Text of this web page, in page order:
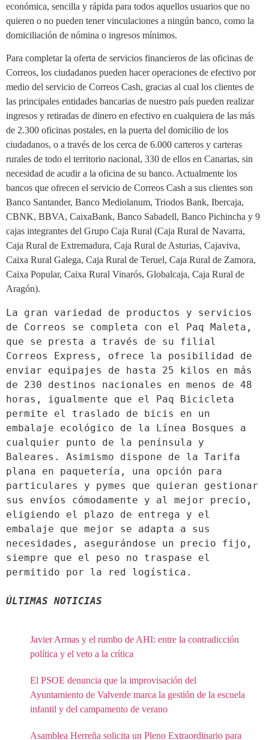
económica, sencilla y rápida para todos aquellos usuarios que no
quieren o no pueden tener vinculaciones a ningún banco, como la
domiciliación de nómina o ingresos mínimos.
Para completar la oferta de servicios financieros de las oficinas de
Correos, los ciudadanos pueden hacer operaciones de efectivo por
medio del servicio de Correos Cash, gracias al cual los clientes de
las principales entidades bancarias de nuestro país pueden realizar
ingresos y retiradas de dinero en efectivo en cualquiera de las más
de 2.300 oficinas postales, en la puerta del domicilio de los
ciudadanos, o a través de los cerca de 6.000 carteros y carteras
rurales de todo el territorio nacional, 330 de ellos en Canarias, sin
necesidad de acudir a la oficina de su banco. Actualmente los
bancos que ofrecen el servicio de Correos Cash a sus clientes son
Banco Santander, Banco Mediolanum, Triodos Bank, Ibercaja,
CBNK, BBVA, CaixaBank, Banco Sabadell, Banco Pichincha y 9
cajas integrantes del Grupo Caja Rural (Caja Rural de Navarra,
Caja Rural de Extremadura, Caja Rural de Asturias, Cajaviva,
Caixa Rural Galega, Caja Rural de Teruel, Caja Rural de Zamora,
Caixa Popular, Caixa Rural Vinarós, Globalcaja, Caja Rural de
Aragón).
La gran variedad de productos y servicios
de Correos se completa con el Paq Maleta,
que se presta a través de su filial
Correos Express, ofrece la posibilidad de
enviar equipajes de hasta 25 kilos en más
de 230 destinos nacionales en menos de 48
horas, igualmente que el Paq Bicicleta
permite el traslado de bicis en un
embalaje ecológico de la Línea Bosques a
cualquier punto de la península y
Baleares. Asimismo dispone de la Tarifa
plana en paquetería, una opción para
particulares y pymes que quieran gestionar
sus envíos cómodamente y al mejor precio,
eligiendo el plazo de entrega y el
embalaje que mejor se adapta a sus
necesidades, asegurándose un precio fijo,
siempre que el peso no traspase el
permitido por la red logística.
ÚLTIMAS NOTICIAS
Javier Armas y el rumbo de AHI: entre la contradicción
política y el veto a la crítica
El PSOE denuncia que la improvisación del
Ayuntamiento de Valverde marca la gestión de la escuela
infantil y del campamento de verano
Asamblea Herreña solicita un Pleno Extraordinario para